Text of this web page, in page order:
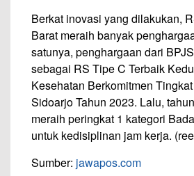
Berkat inovasi yang dilakukan,
Barat meraih banyak
satunya, penghargaan dari
sebagai RS Tipe C Terbaik
Kesehatan Berkomitmen
Sidoarjo Tahun 2023. Lalu,
meraih peringkat 1 kategori
untuk kedisiplinan jam kerja.
Sumber: jawapos.com